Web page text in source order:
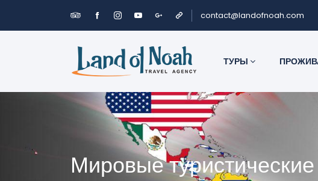
contact@landofnoah.com
ТУРЫ
Мировые